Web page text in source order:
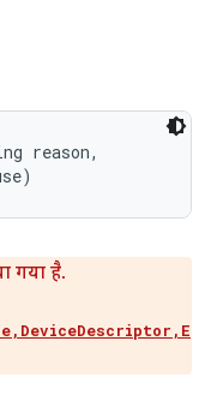
reason,
गया है.